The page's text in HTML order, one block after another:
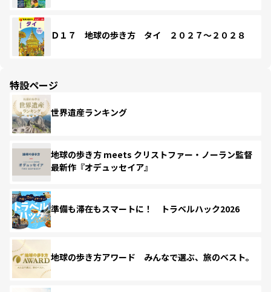
Ｄ１７ 地球の歩き方 タイ ２０２７～２０２８
特設ページ
世界遺産ランキング
地球の歩き方 meets クリストファー・ノーラン監督
最新作『オデュッセイア』
準備も滞在もスマートに！ トラベルハック2026
地球の歩き方アワード みんなで選ぶ、旅のベスト。